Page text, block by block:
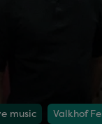
music Valkhof